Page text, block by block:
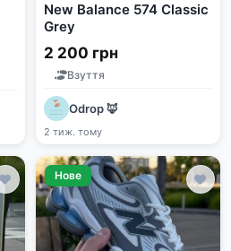
New Balance 574 Classic
Grey
2 200 грн
Взуття
Odrop 🦊
2 тиж. тому
Нове